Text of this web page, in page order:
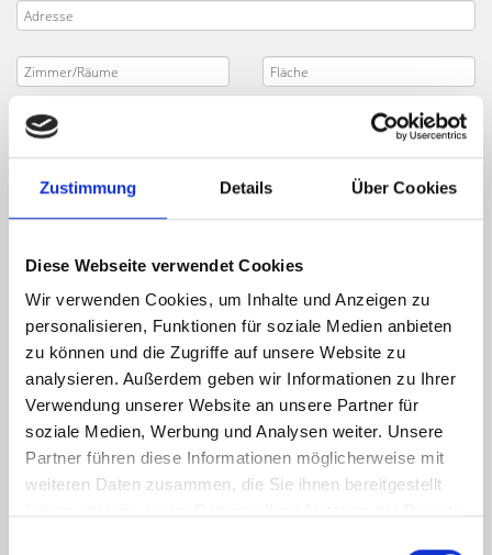
Zustimmung Details Über Cookies
Diese Webseite verwendet Cookies
Wir verwenden Cookies, um Inhalte und Anzeigen zu
personalisieren, Funktionen für soziale Medien anbieten
zu können und die Zugriffe auf unsere Website zu
analysieren. Außerdem geben wir Informationen zu Ihrer
Verwendung unserer Website an unsere Partner für
soziale Medien, Werbung und Analysen weiter. Unsere
Partner führen diese Informationen möglicherweise mit
weiteren Daten zusammen, die Sie ihnen bereitgestellt